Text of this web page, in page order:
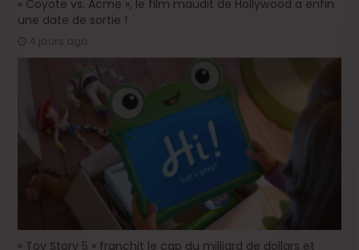
« Coyote vs. Acme », le film maudit de Hollywood a enfin
une date de sortie !
4 jours ago
« Toy Story 5 » franchit le cap du milliard de dollars et